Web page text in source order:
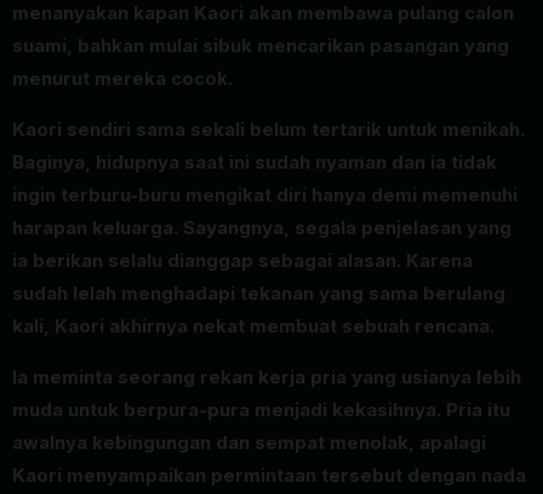
menanyakan kapan Kaori akan membawa pulang calon
suami, bahkan mulai sibuk mencarikan pasangan yang
menurut mereka cocok.
Kaori sendiri sama sekali belum tertarik untuk menikah.
Baginya, hidupnya saat ini sudah nyaman dan ia tidak
ingin terburu-buru mengikat diri hanya demi memenuhi
harapan keluarga. Sayangnya, segala penjelasan yang
ia berikan selalu dianggap sebagai alasan. Karena
sudah lelah menghadapi tekanan yang sama berulang
kali, Kaori akhirnya nekat membuat sebuah rencana.
Ia meminta seorang rekan kerja pria yang usianya lebih
muda untuk berpura-pura menjadi kekasihnya. Pria itu
awalnya kebingungan dan sempat menolak, apalagi
Kaori menyampaikan permintaan tersebut dengan nada